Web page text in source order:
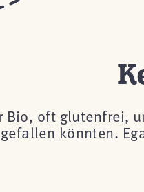
oft glutenfrei,
könnten.